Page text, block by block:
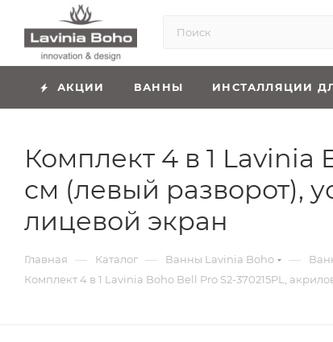
АКЦИИ ВАННЫ ИНСТАЛЛЯЦИИ
Комплект 4 в 1 Lavinia
см (левый разворот),
лицевой экран
Главная — Каталог — Ванны Lavinia Boho —
Комплект 4 в 1 Lavinia Boho Bell Pro S2-370215PL,